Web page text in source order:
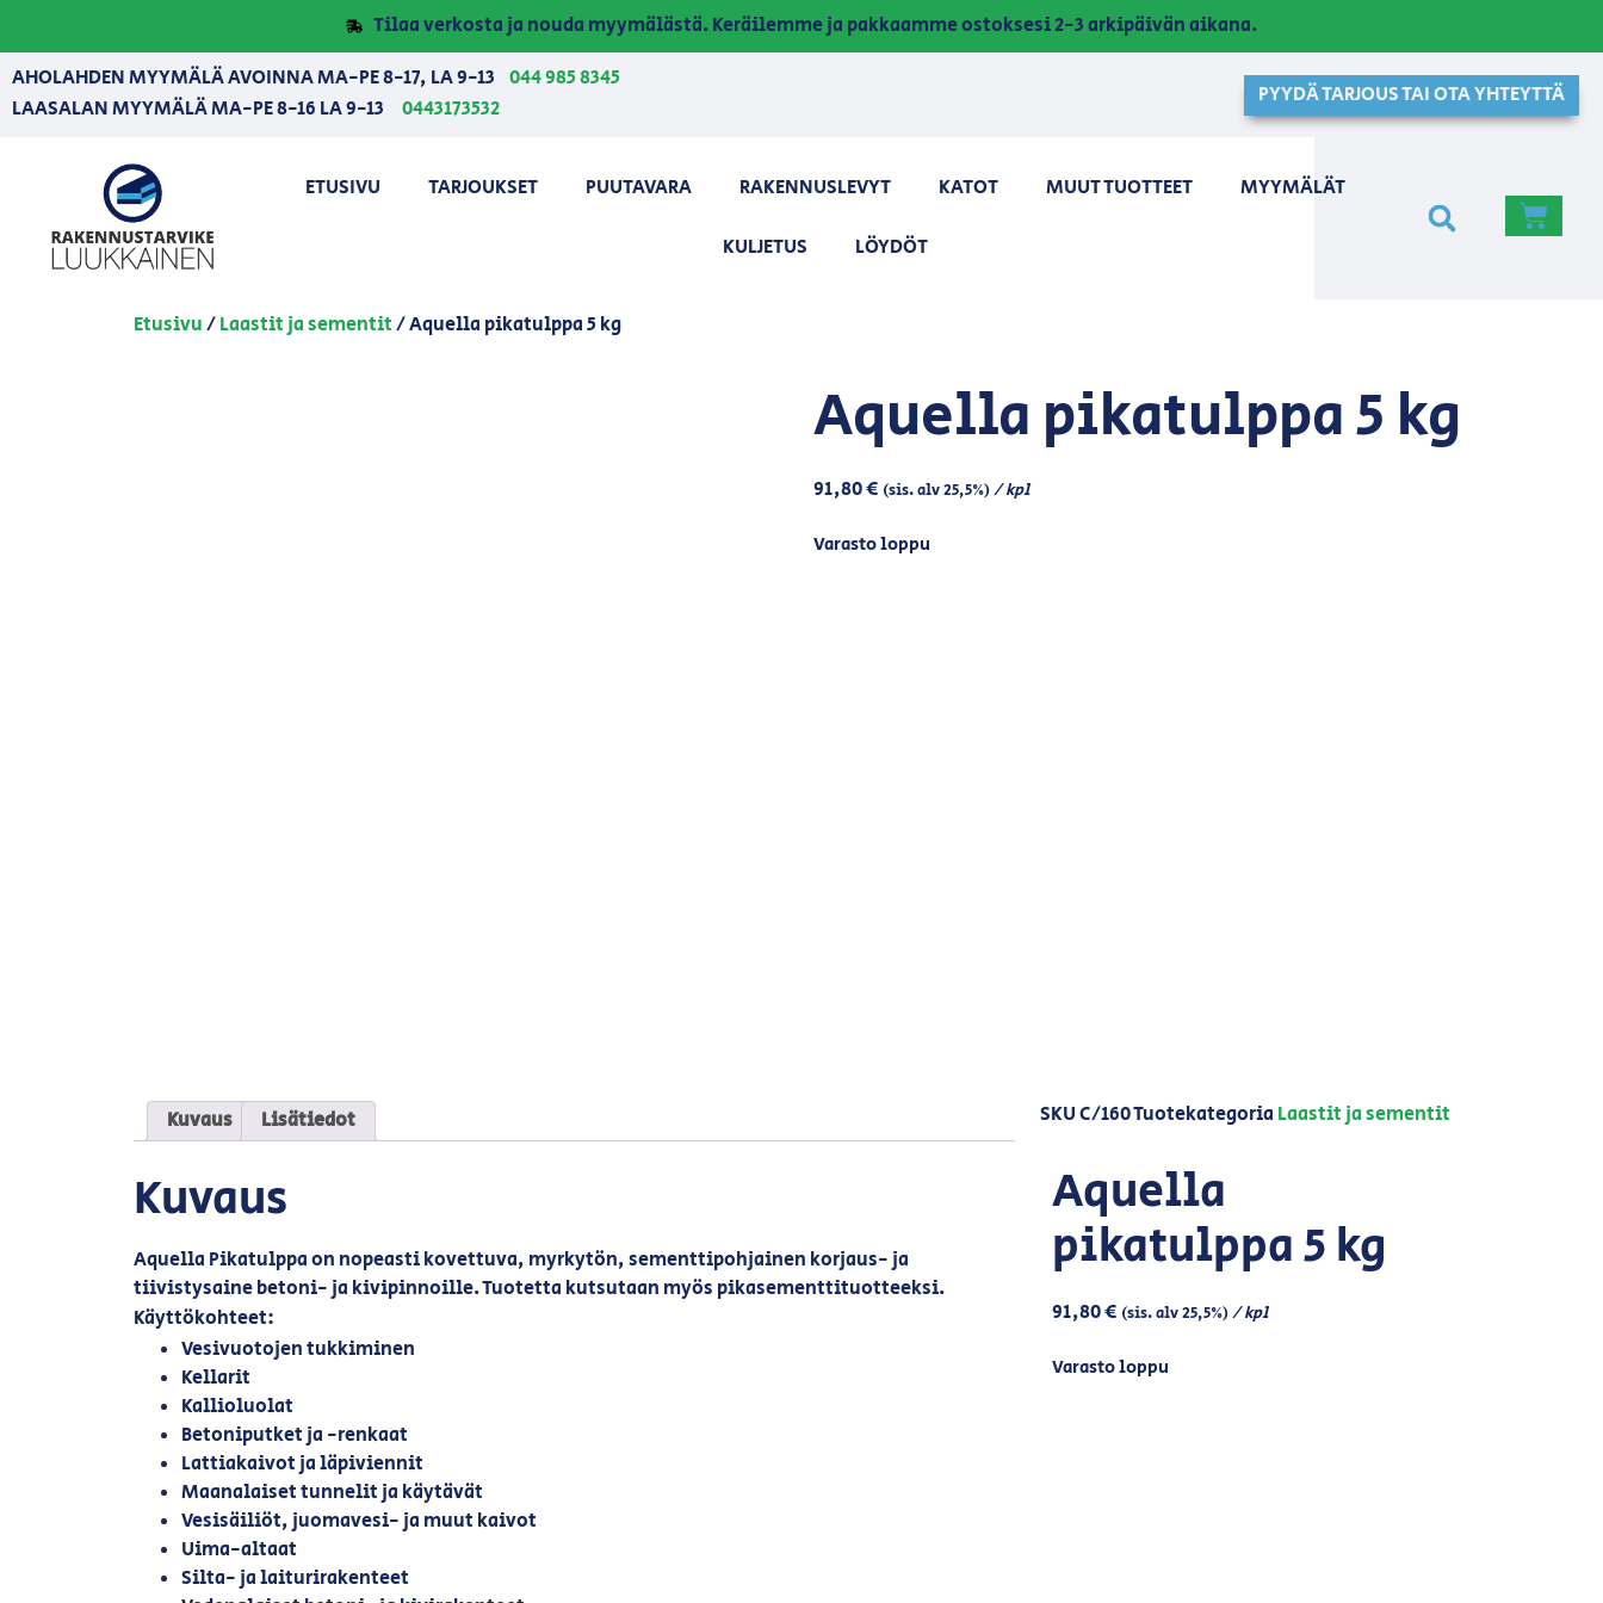
Tilaa verkosta ja nouda myymälästä. Keräilemme ja pakkaamme ostoksesi 2-3 arkipäivän aikana.
AHOLAHDEN MYYMÄLÄ AVOINNA MA-PE 8-17, LA 9-13 044 985 8345
LAASALAN MYYMÄLÄ MA-PE 8-16 LA 9-13
0443173532
PYYDÄ TARJOUS TAI OTA YHTEYTTÄ
ETUSIVU TARJOUKSET PUUTAVARA RAKENNUSLEVYT KATOT MUUT TUOTTEET MYYMÄLÄT
KULJETUS LÖYDÖT
Etusivu/Laastit ja sementit/ Aquella pikatulppa 5 kg
Aquella pikatulppa 5 kg
91,80€ (sis. alv 25,5%)/ kpl
Varasto loppu
Kuvaus Lisätiedot
Kuvaus
Aquella Pikatulppa on nopeasti kovettuva, myrkytön, sementtipohjainen korjaus- ja
tiivistysaine betoni- ja kivipinnoille. Tuotetta kutsutaan myös pikasementtituotteeksi.
Käyttökohteet:
Vesivuotojen tukkiminen
Kellarit
Kallioluolat
Betoniputket ja -renkaat
Lattiakaivot ja läpiviennit
Maanalaiset tunnelit ja käytävät
Vesisäiliöt, juomavesi- ja muut kaivot
Uima-altaat
Silta- ja laiturirakenteet
SKUC/160Tuotekategoria Laastit ja sementit
Aquella
pikatulppa 5 kg
91,80€ (sis. alv 25,5%)/ kpl
Varasto loppu